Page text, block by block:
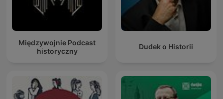
Międzywojnie Podcast
historyczny
Dudek o Historii